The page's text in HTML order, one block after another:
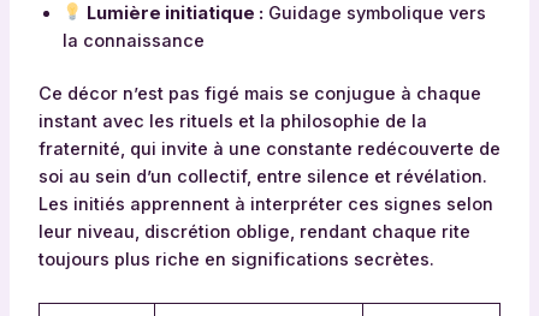
Lumière initiatique : Guidage symbolique vers
la connaissance
Ce décor n’est pas figé mais se conjugue à chaque
instant avec les rituels et la philosophie de la
fraternité, qui invite à une constante redécouverte de
soi au sein d’un collectif, entre silence et révélation.
Les initiés apprennent à interpréter ces signes selon
leur niveau, discrétion oblige, rendant chaque rite
toujours plus riche en significations secrètes.